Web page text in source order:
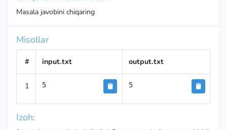
Masala javobini chiqaring
Misollar
# input.txt output.txt
1 5 5
Izoh: